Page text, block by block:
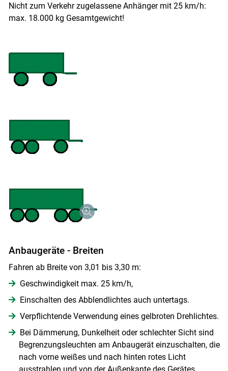
Nicht zum Verkehr zugelassene Anhänger mit 25 km/h:
max. 18.000 kg Gesamtgewicht!
Anbaugeräte - Breiten
Fahren ab Breite von 3,01 bis 3,30 m:
Geschwindigkeit max. 25 km/h,
Einschalten des Abblendlichtes auch untertags.
Verpflichtende Verwendung eines gelbroten Drehlichtes.
Bei Dämmerung, Dunkelheit oder schlechter Sicht sind
Begrenzungsleuchten am Anbaugerät einzuschalten, die
nach vorne weißes und nach hinten rotes Licht
ausstrahlen und von der Außenkante des Gerätes